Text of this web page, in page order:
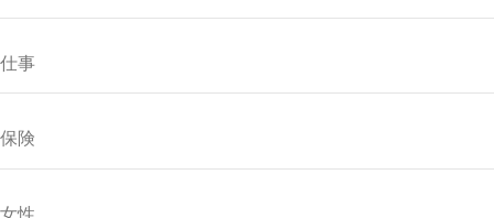
仕事
保険
女性